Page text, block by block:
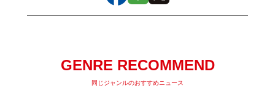
GENRE RECOMMEND
同じジャンルのおすすめニュース